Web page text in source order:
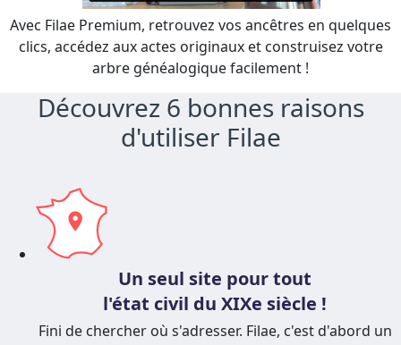
Avec Filae Premium, retrouvez vos ancêtres en quelques
clics, accédez aux actes originaux et construisez votre
arbre généalogique facilement !
Découvrez 6 bonnes raisons
d'utiliser Filae
Un seul site pour tout
l'état civil du XIXe siècle !
Fini de chercher où s'adresser. Filae, c'est d'abord un